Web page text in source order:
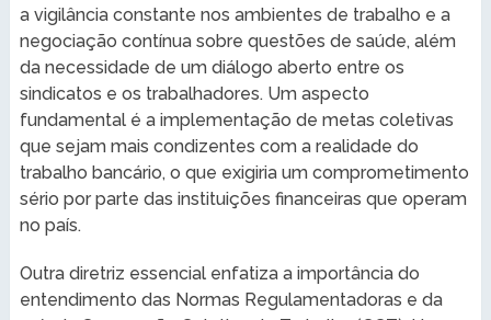
a vigilância constante nos ambientes de trabalho e a
negociação contínua sobre questões de saúde, além
da necessidade de um diálogo aberto entre os
sindicatos e os trabalhadores. Um aspecto
fundamental é a implementação de metas coletivas
que sejam mais condizentes com a realidade do
trabalho bancário, o que exigiria um comprometimento
sério por parte das instituições financeiras que operam
no país.
Outra diretriz essencial enfatiza a importância do
entendimento das Normas Regulamentadoras e da